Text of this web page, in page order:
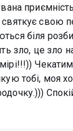
свою
біля
зло, це зло
тобі, моя